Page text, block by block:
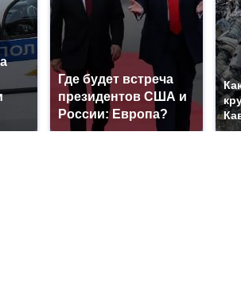
Где будет встреча
президентов США и
России: Европа?